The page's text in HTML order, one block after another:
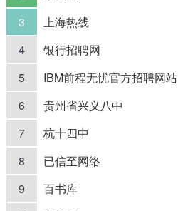
3
上海热线
4
银行招聘网
5
IBM前程无忧官方招聘网站
6
贵州省兴义八中
7
杭十四中
8
已信至网络
9
百书库